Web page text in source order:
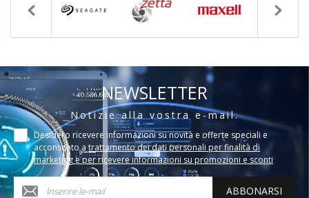
NEWSLETTER
Notizie alla vostra e-mail.
Desidero ricevere informazioni su novità e offerte speciali e
acconsento a trattamento dei dati personali per finalità di
marketing e per ricevere informazioni su promozioni e sconti
ABBONARSI